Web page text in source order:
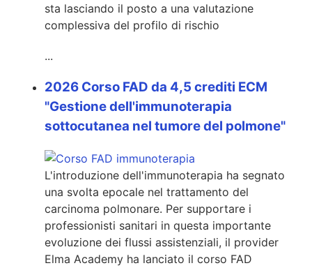
sta lasciando il posto a una valutazione
complessiva del profilo di rischio
...
2026 Corso FAD da 4,5 crediti ECM
"Gestione dell'immunoterapia
sottocutanea nel tumore del polmone"
L'introduzione dell'immunoterapia ha segnato
una svolta epocale nel trattamento del
carcinoma polmonare. Per supportare i
professionisti sanitari in questa importante
evoluzione dei flussi assistenziali, il provider
Elma Academy ha lanciato il corso FAD